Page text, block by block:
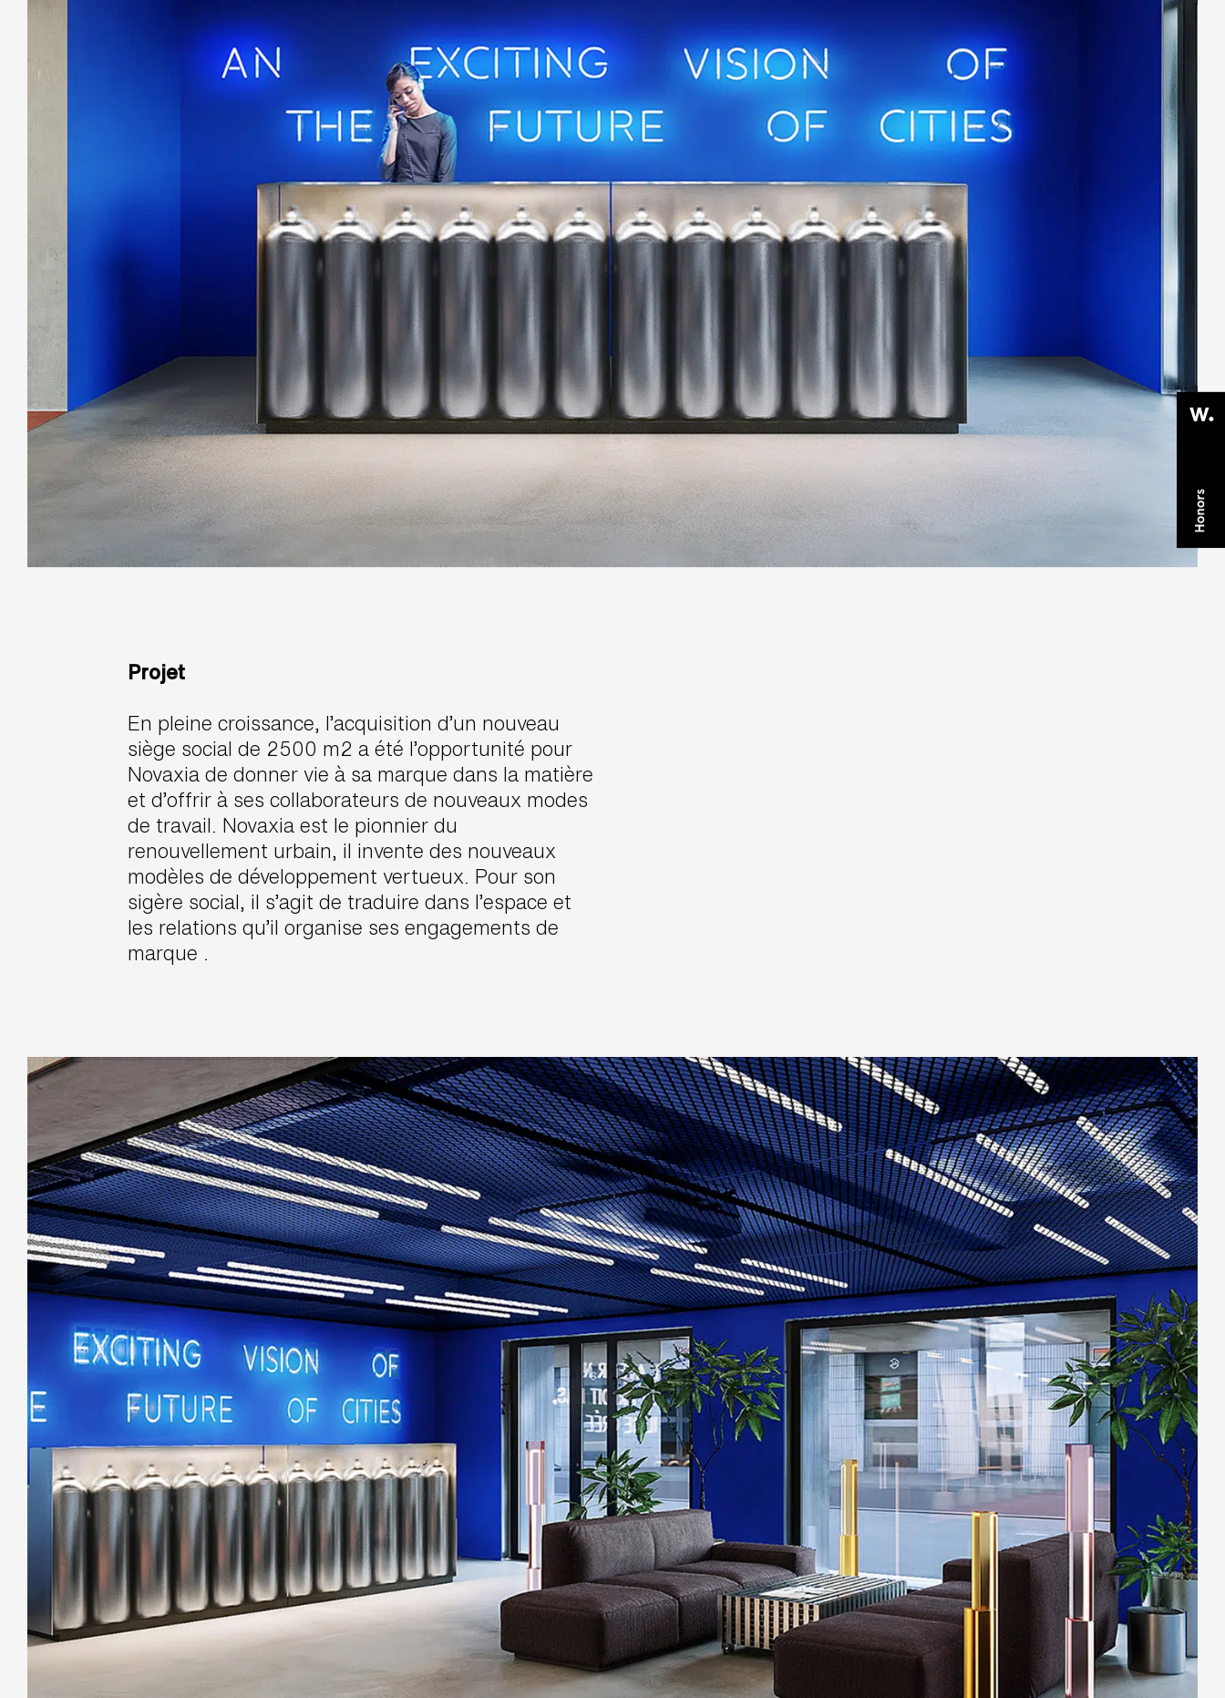
Projet
En pleine croissance, l’acquisition d’un nouveau
siège social de 2500 m2 a été l’opportunité pour
Novaxia de donner vie à sa marque dans la matière
et d’offrir à ses collaborateurs de nouveaux modes
de travail. Novaxia est le pionnier du
renouvellement urbain, il invente des nouveaux
modèles de développement vertueux. Pour son
sigère social, il s’agit de traduire dans l’espace et
les relations qu’il organise ses engagements de
marque .